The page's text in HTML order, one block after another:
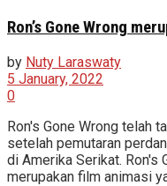
Ron’s Gone Wrong
by Nuty Laraswaty
5 January, 2022
0
Ron's Gone Wrong telah
setelah pemutaran
di Amerika Serikat. Ron's
merupakan film animasi